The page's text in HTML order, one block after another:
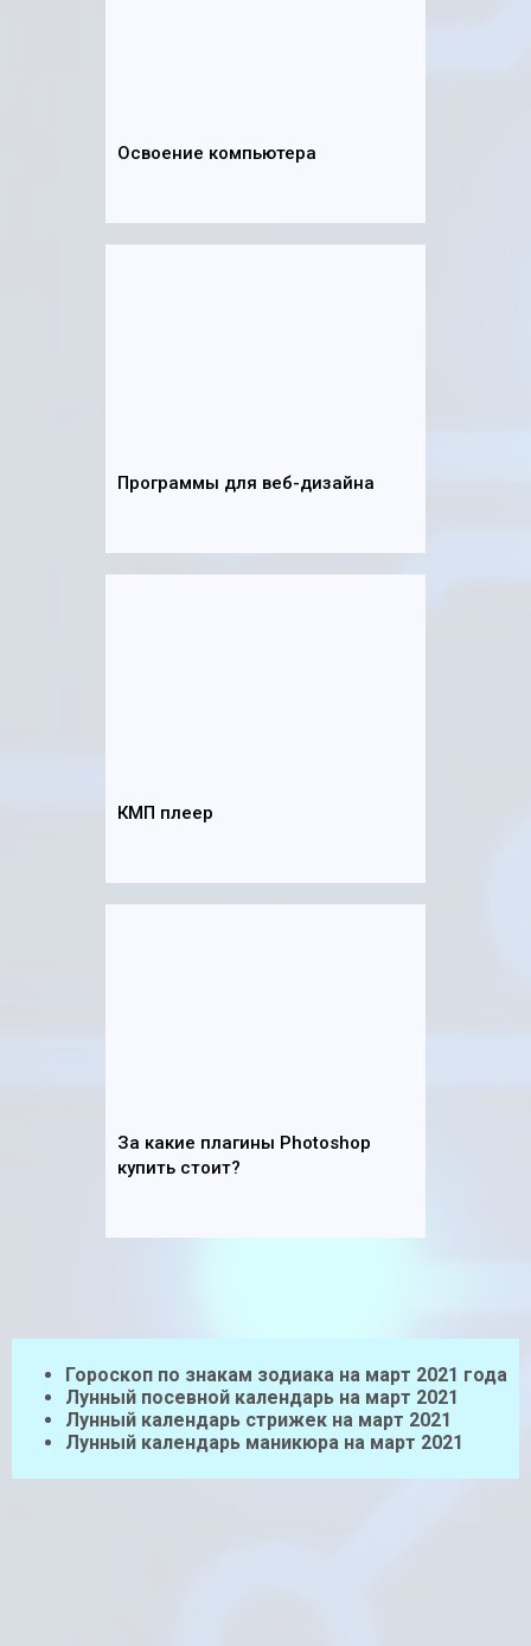
Освоение компьютера
Программы для веб-дизайна
КМП плеер
За какие плагины Photoshop
купить стоит?
Гороскоп по знакам зодиака на март 2021 года
Лунный посевной календарь на март 2021
Лунный календарь стрижек на март 2021
Лунный календарь маникюра на март 2021